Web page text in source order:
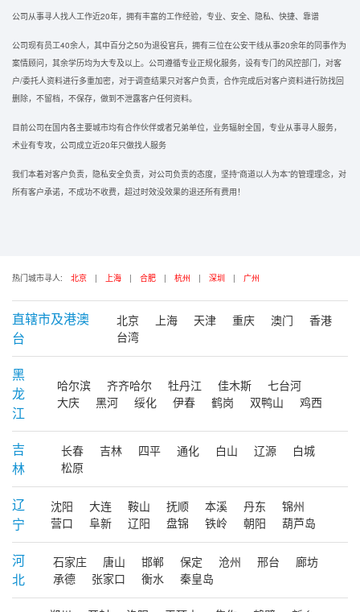
公司从事寻人找人工作近20年，拥有丰富的工作经验，专业、安全、隐私、快捷、靠谱
公司现有员工40余人，其中百分之50为退役官兵，拥有三位在公安干线从事20余年的同事作为
案情顾问，其余学历均为大专及以上。公司遵循专业正规化服务，设有专门的风控部门，对客
户/委托人资料进行多重加密，对于调查结果只对客户负责，合作完成后对客户资料进行防找回
删除，不留档，不保存，做到不泄露客户任何资料。
目前公司在国内各主要城市均有合作伙伴或者兄弟单位，业务辐射全国，专业从事寻人服务，
术业有专攻，公司成立近20年只做找人服务
我们本着对客户负责，隐私安全负责，对公司负责的态度，坚持“商道以人为本”的管理理念，对
所有客户承诺，不成功不收费，超过时效没效果的退还所有费用！
热门城市寻人: 北京 | 上海 | 合肥 | 杭州 | 深圳 | 广州
直辖市及港澳
台
北京 上海 天津 重庆 澳门
香港
台湾
黑
龙
江
哈尔滨 齐齐哈尔 牡丹江 佳木斯
七台河
大庆
黑河 绥化 伊春 鹤岗 双鸭山 鸡西
吉
林
长春 吉林 四平 通化 白山 辽源
白城
松原
辽
宁
沈阳 大连 鞍山 抚顺 本溪 丹东
锦州
营口
阜新 辽阳 盘锦 铁岭 朝阳 葫芦岛
河
北
石家庄 唐山 邯郸 保定 沧州 邢台
廊坊
承德
张家口 衡水 秦皇岛